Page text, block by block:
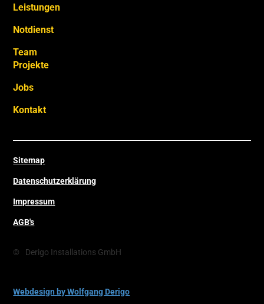
Leistungen
Notdienst
Team
Projekte
Jobs
Kontakt
Sitemap
Datenschutzerklärung
Impressum
AGB's
© Derigo Installations GmbH
Webdesign by Wolfgang Derigo